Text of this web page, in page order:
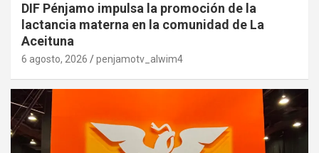
DIF Pénjamo impulsa la promoción de la
lactancia materna en la comunidad de La
Aceituna
6 agosto, 2026 penjamotv_alwim4